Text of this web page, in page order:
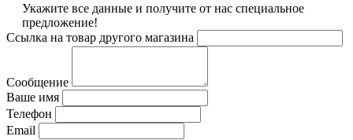
Укажите все данные и получите от нас специальное
предложение!
Ссылка на товар другого магазина
Сообщение
Ваше имя
Телефон
Email